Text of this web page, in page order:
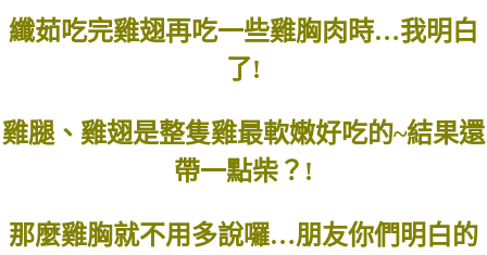
纖茹吃完雞翅再吃一些雞胸肉時…我明白
了!
雞腿、雞翅是整隻雞最軟嫩好吃的~結果還
帶一點柴？!
那麼雞胸就不用多說囉…朋友你們明白的